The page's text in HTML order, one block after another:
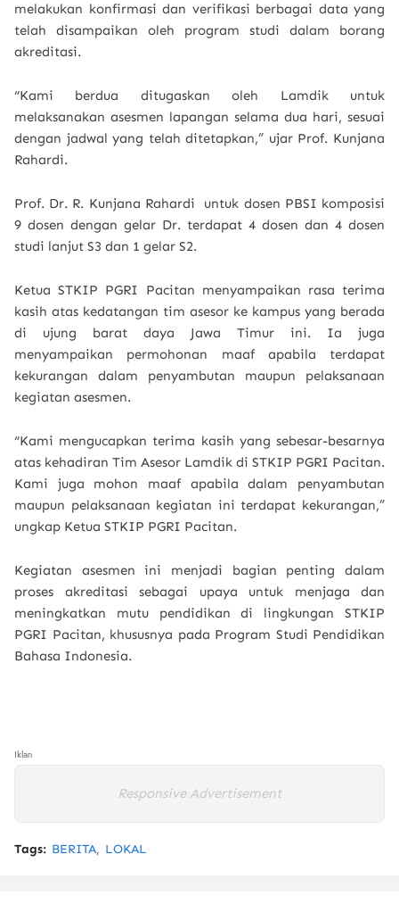
melakukan konfirmasi dan verifikasi berbagai data yang
telah disampaikan oleh program studi dalam borang
akreditasi.
“Kami berdua ditugaskan oleh Lamdik untuk
melaksanakan asesmen lapangan selama dua hari, sesuai
dengan jadwal yang telah ditetapkan,” ujar Prof. Kunjana
Rahardi.
Prof. Dr. R. Kunjana Rahardi untuk dosen PBSI komposisi
9 dosen dengan gelar Dr. terdapat 4 dosen dan 4 dosen
studi lanjut S3 dan 1 gelar S2.
Ketua STKIP PGRI Pacitan menyampaikan rasa terima
kasih atas kedatangan tim asesor ke kampus yang berada
di ujung barat daya Jawa Timur ini. Ia juga
menyampaikan permohonan maaf apabila terdapat
kekurangan dalam penyambutan maupun pelaksanaan
kegiatan asesmen.
“Kami mengucapkan terima kasih yang sebesar-besarnya
atas kehadiran Tim Asesor Lamdik di STKIP PGRI Pacitan.
Kami juga mohon maaf apabila dalam penyambutan
maupun pelaksanaan kegiatan ini terdapat kekurangan,”
ungkap Ketua STKIP PGRI Pacitan.
Kegiatan asesmen ini menjadi bagian penting dalam
proses akreditasi sebagai upaya untuk menjaga dan
meningkatkan mutu pendidikan di lingkungan STKIP
PGRI Pacitan, khususnya pada Program Studi Pendidikan
Bahasa Indonesia.
Iklan
Responsive Advertisement
Tags: BERITA LOKAL